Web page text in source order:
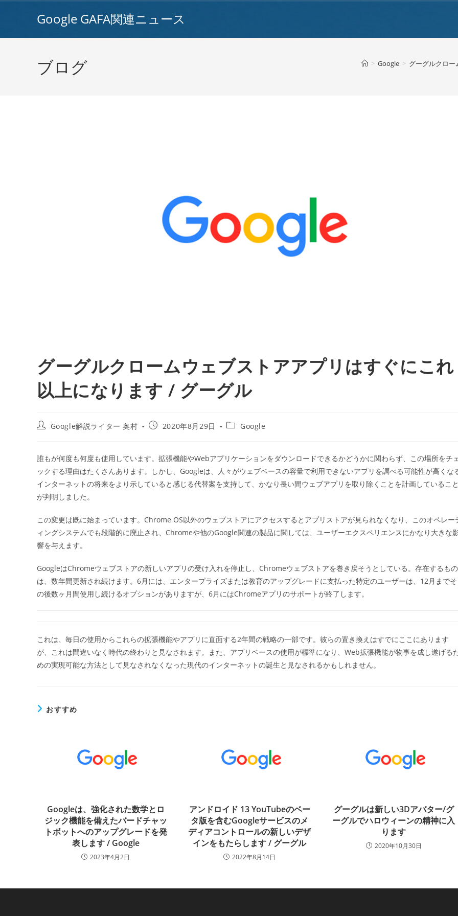
Google GAFA関連ニュース
ブログ > Google > グーグルクロ
グーグルクロームウェブストアアプリはすぐにこれ
以上になります / グーグル
投
Google解説ライター 奥村
投
開
日:
2020年8月29日
投
テ
ゴ
リ
ー:
Google
誰もが何度も何度も使用しています。拡張機能やWebアプリケーションをダウンロードできるかどうかに関わらず、この場所をチ
ックする理由はたくさんあります。しかし、Googleは、人々がウェブベースの容量で利用できないアプリを調べる可能性が高くな
インターネットの将来をより示していると感じる代替案を支持して、かなり長い間ウェブアプリを取り除くことを計画していること
が判明しました。
この変更は既に始まっています。Chrome OS以外のウェブストアにアクセスするとアプリストアが見られなくなり、このオペレー
ィングシステムでも段階的に廃止され、Chromeや他のGoogle関連の製品に関しては、ユーザーエクスペリエンスにかなり大きな
響を与えます。
GoogleはChromeウェブストアの新しいアプリの受け入れを停止し、Chromeウェブストアを巻き戻そうとしている。存在するもの
は、数年間更新され続けます。6月には、エンタープライズまたは教育のアップグレードに支払った特定のユーザーは、12月までそ
の後数ヶ月間使用し続けるオプションがありますが、6月にはChromeアプリのサポートが終了します。
これは、毎日の使用からこれらの拡張機能やアプリに直面する2年間の戦略の一部です。彼らの置き換えはすでにここにあります
が、これは間違いなく時代の終わりと見なされます。また、アプリベースの使用が標準になり、Web拡張機能が物事を成し遂げる
めの実現可能な方法として見なされなくなった現代のインターネットの誕生と見なされるかもしれません。
おすすめ
Googleは、強化された数学とロ
ジック機能を備えたバードチャッ
トボットへのアップグレードを発
表します / Google
2023年4月2日
アンドロイド 13 YouTubeのベー
タ版を含むGoogleサービスのメ
ディアコントロールの新しいデザ
インをもたらします / グーグル
2022年8月14日
グーグルは新しい3Dアバター/グ
ーグルでハロウィーンの精神に入
ります
2020年10月30日